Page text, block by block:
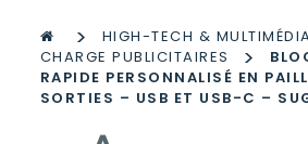
> HIGH-TECH &
CHARGE PUBLICITAIRES
>
RAPIDE PERSONNALISÉ EN
SORTIES – USB ET USB-C –